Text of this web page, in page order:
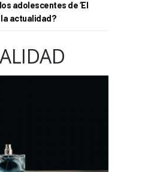
adolescentes de ‘El
la actualidad?